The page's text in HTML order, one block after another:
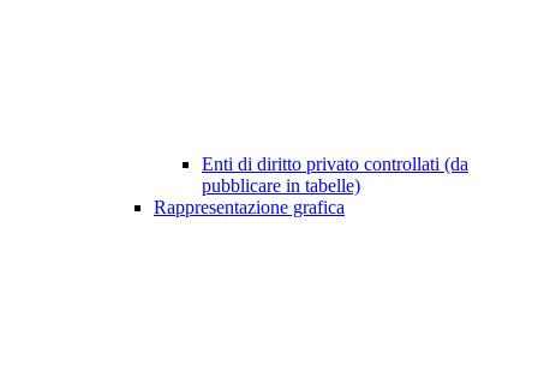
Enti di diritto privato controllati (da
pubblicare in tabelle)
Rappresentazione grafica